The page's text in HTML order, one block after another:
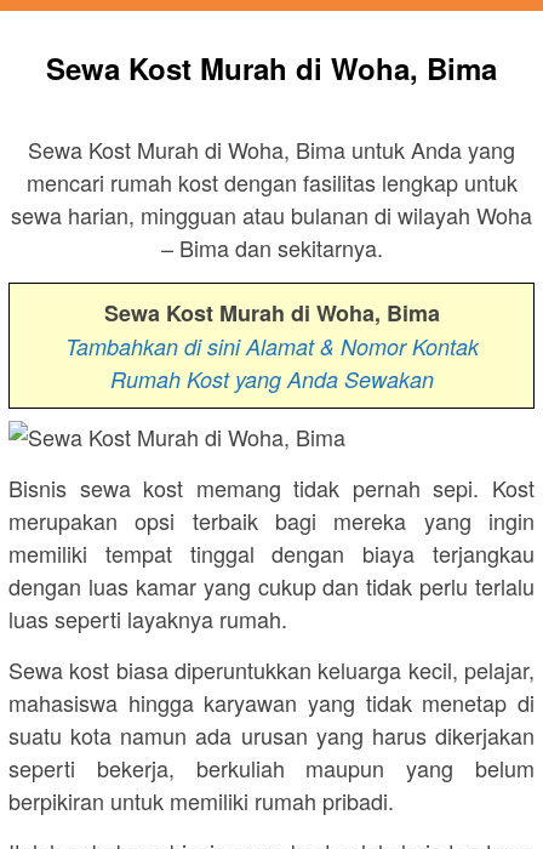
Sewa Kost Murah di Woha, Bima
Sewa Kost Murah di Woha, Bima untuk Anda yang
mencari rumah kost dengan fasilitas lengkap untuk
sewa harian, mingguan atau bulanan di wilayah Woha
– Bima dan sekitarnya.
Sewa Kost Murah di Woha, Bima
Tambahkan di sini Alamat & Nomor Kontak
Rumah Kost yang Anda Sewakan
Bisnis sewa kost memang tidak pernah sepi. Kost
merupakan opsi terbaik bagi mereka yang ingin
memiliki tempat tinggal dengan biaya terjangkau
dengan luas kamar yang cukup dan tidak perlu terlalu
luas seperti layaknya rumah.
Sewa kost biasa diperuntukkan keluarga kecil, pelajar,
mahasiswa hingga karyawan yang tidak menetap di
suatu kota namun ada urusan yang harus dikerjakan
seperti bekerja, berkuliah maupun yang belum
berpikiran untuk memiliki rumah pribadi.